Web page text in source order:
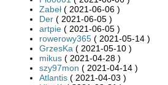
Zabeł ( 2021-06-06 )
Der ( 2021-06-05 )
artpie ( 2021-06-05 )
rowerowy365 ( 2021-05-14 )
GrzesKa ( 2021-05-10 )
mikus ( 2021-04-28 )
szy97mon ( 2021-04-14 )
Atlantis ( 2021-04-03 )